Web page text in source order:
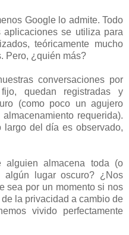
Google lo admite. Todo
aplicaciones se utiliza para
teóricamente mucho
Pero, ¿quién más?
conversaciones por
quedan registradas y
(como poco un agujero
requerida).
del día es observado,
alguien almacena toda (o
algún lugar oscuro? ¿Nos
sea por un momento si nos
la privacidad a cambio de
vivido perfectamente